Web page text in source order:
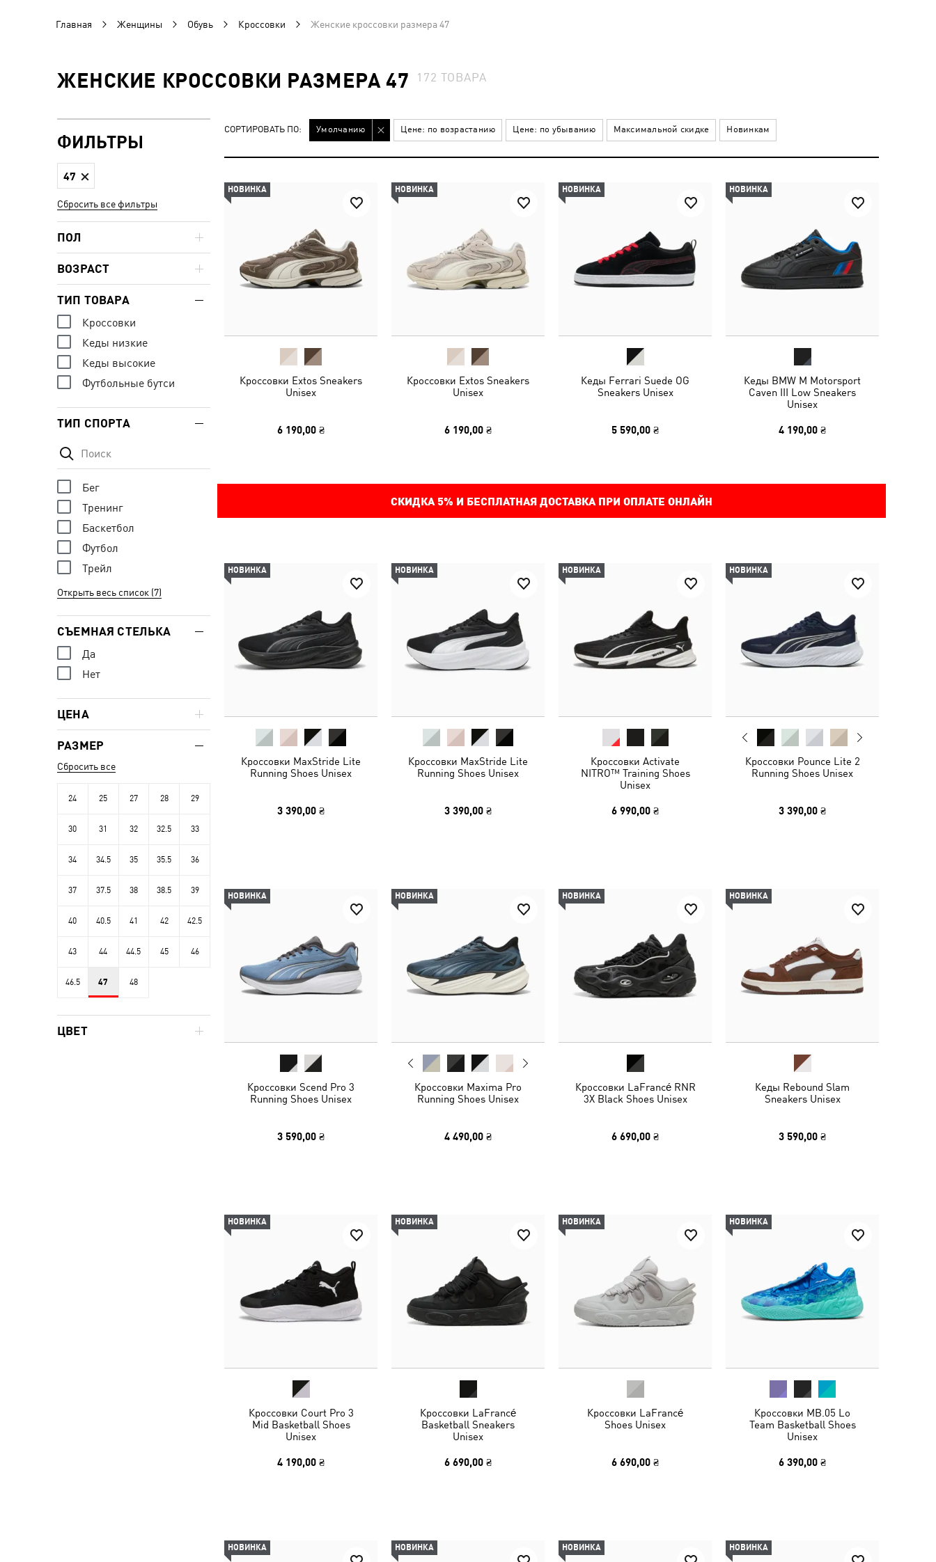
Главная Женщины Обувь Кроссовки Женские кроссовки размера 47
ЖЕНСКИЕ КРОССОВКИ РАЗМЕРА 47 172 ТОВАРА
СОРТИРОВАТЬ ПО: Умолчанию Цене: по возрастанию Цене: по убыванию Максимальной скидке Новинкам
НОВИНКА
Кроссовки Extos Sneakers
Unisex
6 190,00 ₴
НОВИНКА
Кроссовки Extos Sneakers
Unisex
6 190,00 ₴
НОВИНКА
Кеды Ferrari Suede OG
Sneakers Unisex
5 590,00 ₴
НОВИНКА
Кеды BMW M Motorsport
Caven III Low Sneakers
Unisex
4 190,00 ₴
СКИДКА 5% И БЕСПЛАТНАЯ ДОСТАВКА ПРИ ОПЛАТЕ ОНЛАЙН
НОВИНКА
Кроссовки MaxStride Lite
Running Shoes Unisex
3 390,00 ₴
НОВИНКА
Кроссовки MaxStride Lite
Running Shoes Unisex
3 390,00 ₴
НОВИНКА
Кроссовки Activate
NITRO™ Training Shoes
Unisex
6 990,00 ₴
НОВИНКА
Кроссовки Pounce Lite 2
Running Shoes Unisex
3 390,00 ₴
НОВИНКА
Кроссовки Scend Pro 3
Running Shoes Unisex
3 590,00 ₴
НОВИНКА
Кроссовки Maxima Pro
Running Shoes Unisex
4 490,00 ₴
НОВИНКА
Кроссовки LaFrancé RNR
3X Black Shoes Unisex
6 690,00 ₴
НОВИНКА
Кеды Rebound Slam
Sneakers Unisex
3 590,00 ₴
НОВИНКА
Кроссовки Court Pro 3
Mid Basketball Shoes
Unisex
4 190,00 ₴
НОВИНКА
Кроссовки LaFrancé
Basketball Sneakers
Unisex
6 690,00 ₴
НОВИНКА
Кроссовки LaFrancé
Shoes Unisex
6 690,00 ₴
НОВИНКА
Кроссовки MB.05 Lo
Team Basketball Shoes
Unisex
6 390,00 ₴
НОВИНКА НОВИНКА НОВИНКА НОВИНКА
ФИЛЬТРЫ
47
Сбросить все фильтры
ПОЛ
ВОЗРАСТ
ТИП ТОВАРА
Кроссовки
Кеды низкие
Кеды высокие
Футбольные бутси
ТИП СПОРТА
Бег
Тренинг
Баскетбол
Футбол
Трейл
Открыть весь список (7)
СЪЕМНАЯ СТЕЛЬКА
Да
Нет
ЦЕНА
РАЗМЕР
Сбросить все
24 25 27 28 29
30 31 32 32.5 33
34 34.5 35 35.5 36
37 37.5 38 38.5 39
40 40.5 41 42 42.5
43 44 44.5 45 46
46.5 47 48
ЦВЕТ